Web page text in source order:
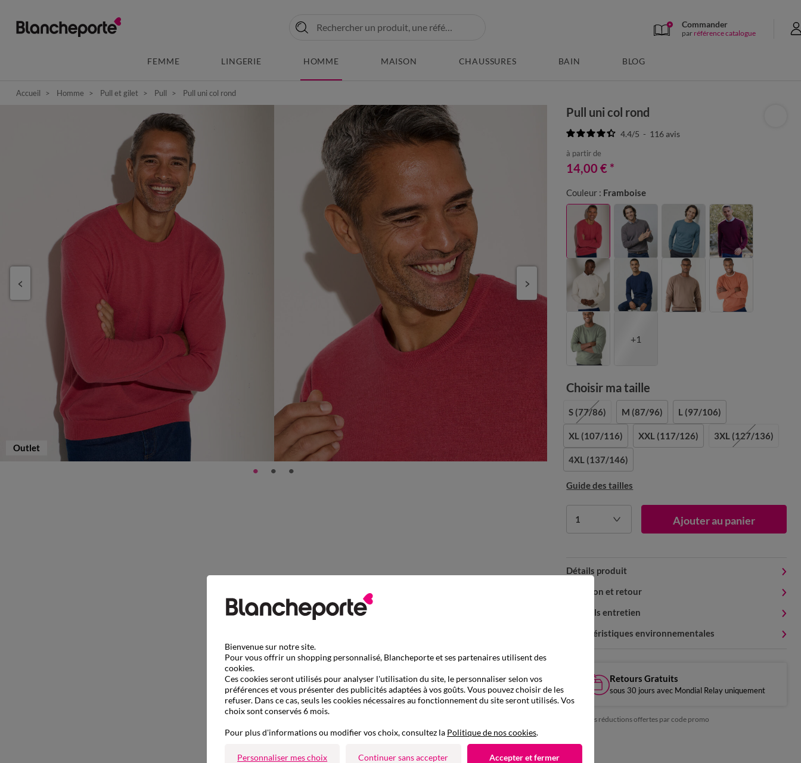
Commander
par référence catalogue
FEMME LINGERIE HOMME MAISON CHAUSSURES BAIN BLOG
Accueil Homme Pull et gilet Pull Pull uni col rond
Outlet
Pull uni col rond
4.4/5 - 116avis
à partir de
14,00 € *
Couleur : Framboise
+1
Choisir ma taille
S (77/86) M (87/96) L (97/106)
XL (107/116) XXL (117/126) 3XL (127/136)
4XL (137/146)
Guide des tailles
1 Ajouter au panier
Détails produit
Livraison et retour
Conseils entretien
Caractéristiques environnementales
Retours Gratuits
sous 30 jours avec Mondial Relay uniquement
*exclu des réductions offertes par code promo
Bienvenue sur notre site.
Pour vous offrir un shopping personnalisé, Blancheporte et ses partenaires utilisent des
cookies.
Ces cookies seront utilisés pour analyser l'utilisation du site, le personnaliser selon vos
préférences et vous présenter des publicités adaptées à vos goûts. Vous pouvez choisir de les
refuser. Dans ce cas, seuls les cookies nécessaires au fonctionnement du site seront utilisés. Vos
choix sont conservés 6 mois.
Pour plus d'informations ou modifier vos choix, consultez la Politique de nos cookies.
Personnaliser mes choix Continuer sans accepter Accepter et fermer